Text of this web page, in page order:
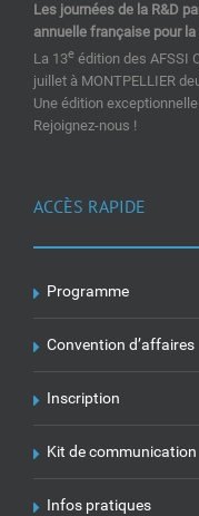
Les journées de la R&D
annuelle française pour
La 13e édition des AFSSI
juillet à MONTPELLIER
Une édition
Rejoignez-nous !
ACCÈS RAPIDE
Programme
Convention d’affaires
Inscription
Kit de communication
Infos pratiques